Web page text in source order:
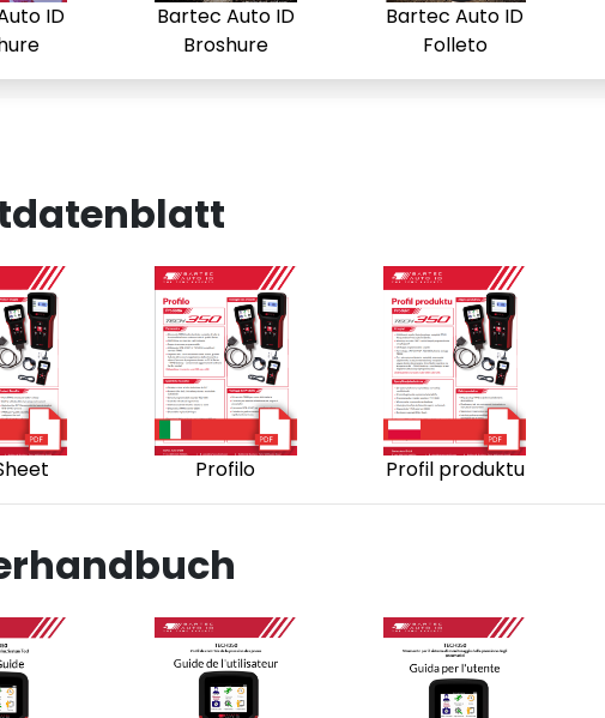
ID
Bartec Auto ID
Broshure
Bartec Auto ID
Folleto
Profilo Profil produktu